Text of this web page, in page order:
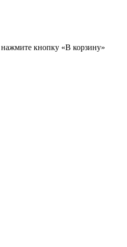
кнопку «В корзину»